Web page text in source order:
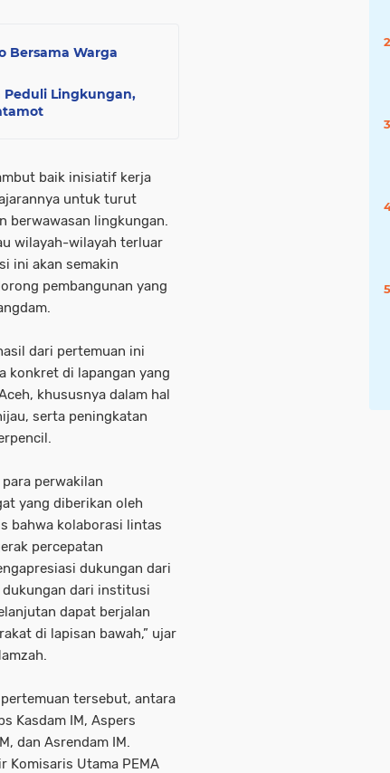
Bersama Warga
Peduli Lingkungan,
baik inisiatif kerja
untuk turut
berwawasan lingkungan.
wilayah-wilayah terluar
ini akan semakin
pembangunan yang
dari pertemuan ini
konkret di lapangan yang
khususnya dalam hal
serta peningkatan
perwakilan
yang diberikan oleh
bahwa kolaborasi lintas
percepatan
dukungan dari
dukungan dari institusi
dapat berjalan
di lapisan bawah,” ujar
tersebut, antara
Kasdam IM, Aspers
dan Asrendam IM.
Komisaris Utama PEMA